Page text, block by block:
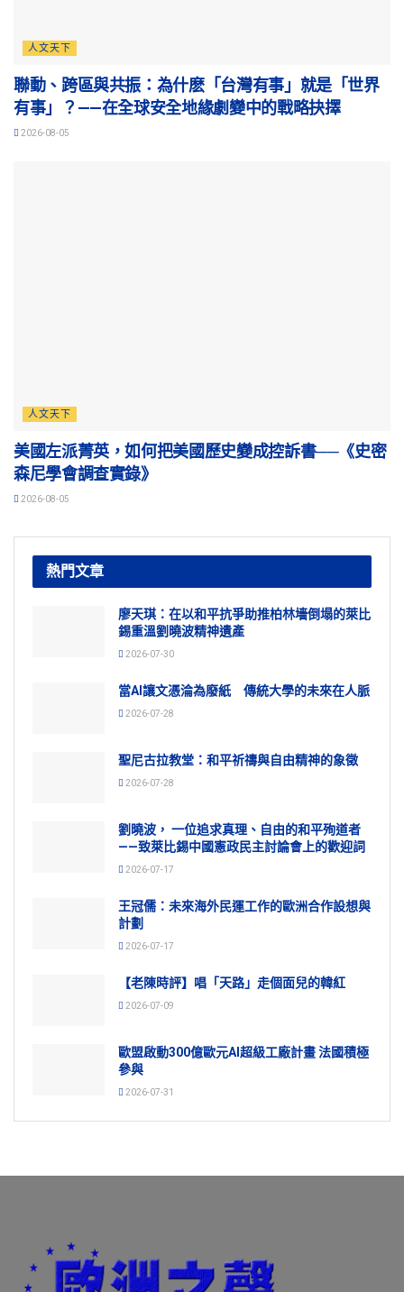
人文天下
聯動、跨區與共振：為什麽「台灣有事」就是「世界
有事」？——在全球安全地緣劇變中的戰略抉擇
2026-08-05
人文天下
美國左派菁英，如何把美國歷史變成控訴書──《史密
森尼學會調查實錄》
2026-08-05
熱門文章
廖天琪：在以和平抗爭助推柏林墻倒塌的萊比
錫重溫劉曉波精神遺產
2026-07-30
當AI讓文憑淪為廢紙 傳統大學的未來在人脈
2026-07-28
聖尼古拉教堂：和平祈禱與自由精神的象徵
2026-07-28
劉曉波， 一位追求真理、自由的和平殉道者
——致萊比錫中國憲政民主討論會上的歡迎詞
2026-07-17
王冠儒：未來海外民運工作的歐洲合作設想與
計劃
2026-07-17
【老陳時評】唱「天路」走個面兒的韓紅
2026-07-09
歐盟啟動300億歐元AI超級工廠計畫 法國積極
參與
2026-07-31